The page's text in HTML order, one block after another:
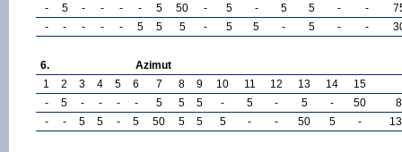
-
5 - - - - 5 50 - 5 - 5 5 - -
-
- - - - 5 5 5 - 5 5 - 5 - -
6.
Azimut
1
2 3 4 5 6 7 8 9 10 11 12 13 14
15
-
5 - - - - 5 5 5 - 5 - 5 - 50
-
- 5 5 - 5 50 5 5 5 - - 50 5 -